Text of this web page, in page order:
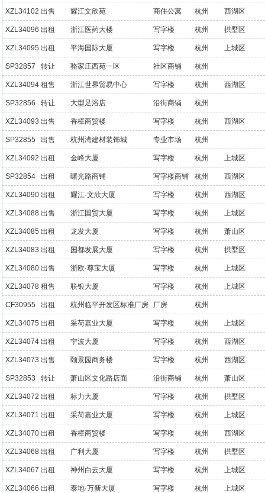
XZL34102 出售 耀江文欣苑 商住公寓 杭州 西湖区
XZL34096 出租 浙江医药大楼 写字楼 杭州 拱墅区
XZL34095 出租 平海国际大厦 写字楼 杭州 上城区
SP32857 转让 骆家庄西苑一区 社区商铺 杭州
XZL34094 租售 浙江世界贸易中心 写字楼 杭州 西湖区
SP32856 转让 大型足浴店 沿街商铺 杭州
XZL34093 出售 香樟商贸楼 写字楼 杭州 西湖区
SP32855 出售 杭州湾建材装饰城 专业市场 杭州
XZL34092 出租 金峰大厦 写字楼 杭州 上城区
SP32854 出租 曙光路商铺 写字楼商铺 杭州 西湖区
XZL34090 出租 耀江·文欣大厦 写字楼 杭州 西湖区
XZL34088 出售 浙江国贸大厦 写字楼 杭州 上城区
XZL34085 出租 龙发大厦 写字楼 杭州 萧山区
XZL34083 出租 国都发展大厦 写字楼 杭州 拱墅区
XZL34080 出售 浙欧·尊宝大厦 写字楼 杭州 上城区
XZL34078 租售 联银大厦 写字楼 杭州 上城区
CF30955 出租 杭州临平开发区标准厂房 厂房 杭州
XZL34075 出租 采荷嘉业大厦 写字楼 杭州 上城区
XZL34074 出租 宁波大厦 写字楼 杭州 西湖区
XZL34073 出售 颐景园商务楼 写字楼 杭州 西湖区
SP32853 转让 萧山区文化路店面 沿街商铺 杭州 萧山区
XZL34072 出租 标力大厦 写字楼 杭州 拱墅区
XZL34071 出租 采荷嘉业大厦 写字楼 杭州 上城区
XZL34070 出租 香樟商贸楼 写字楼 杭州 西湖区
XZL34068 出租 广利大厦 写字楼 杭州 拱墅区
XZL34067 出租 神州白云大厦 写字楼 杭州 上城区
XZL34066 出租 泰地·万新大厦 写字楼 杭州 上城区